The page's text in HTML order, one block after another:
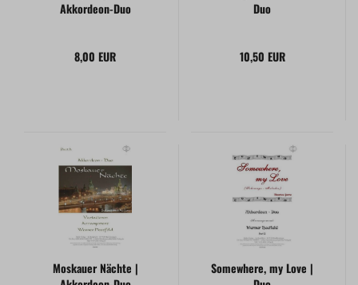
Akkordeon-Duo
8,00 EUR
Duo
10,50 EUR
Moskauer Nächte |
Somewhere, my Love |